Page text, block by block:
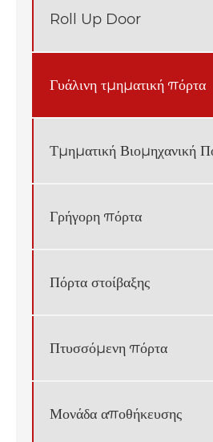
Roll Up Door
Γυάλινη τμηματική πόρτα
Τμηματική Βιομηχανική
Γρήγορη πόρτα
Πόρτα στοίβαξης
Πτυσσόμενη πόρτα
Μονάδα αποθήκευσης